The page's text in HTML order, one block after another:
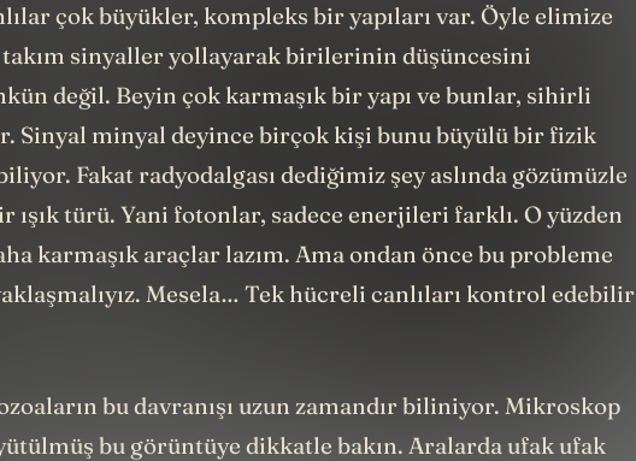
çok büyükler, kompleks bir yapıları var. Öyle elimize
takım sinyaller yollayarak birilerinin düşüncesini
değil. Beyin çok karmaşık bir yapı ve bunlar, sihirli
Sinyal minyal deyince birçok kişi bunu büyülü bir fizik
Fakat radyodalgası dediğimiz şey aslında gözümüzle
ışık türü. Yani fotonlar, sadece enerjileri farklı. O yüzden
karmaşık araçlar lazım. Ama ondan önce bu probleme
Mesela… Tek hücreli canlıları kontrol edebilir
bu davranışı uzun zamandır biliniyor. Mikroskop
bu görüntüye dikkatle bakın. Aralarda ufak ufak